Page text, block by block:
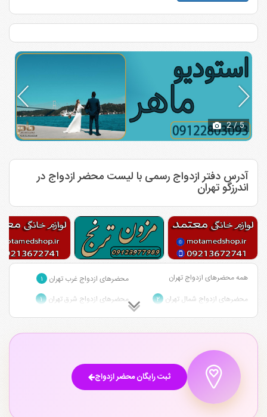
2/ 5
آدرس دفتر ازدواج رسمی با لیست محضر ازدواج در
اندرزگو تهران
همه محضرهای ازدواج تهران محضرهای ازدواج غرب تهران ۱
محضرهای ازدواج شمال تهران ۲ محضرهای ازدواج شرق تهران ۱
محضرهای ازدواج مرکز تهران ۱
ثبت رایگان محضر ازدواج